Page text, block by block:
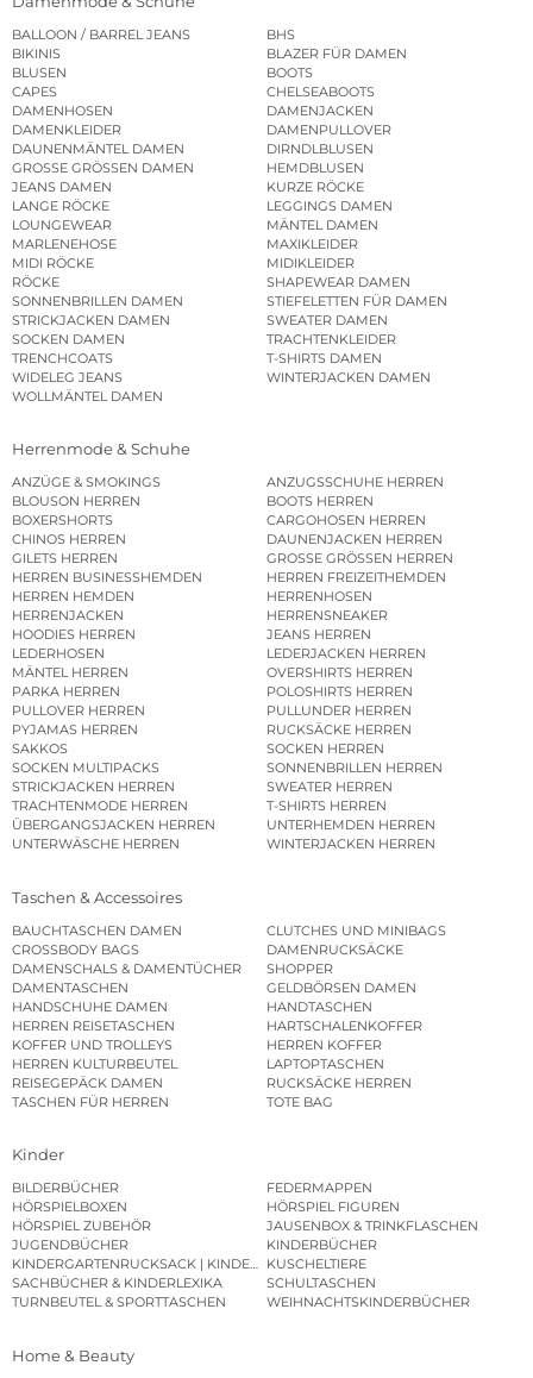
BALLOON / BARREL JEANS
BHS
BIKINIS
BLAZER FÜR DAMEN
BLUSEN
BOOTS
CAPES
CHELSEABOOTS
DAMENHOSEN
DAMENJACKEN
DAMENKLEIDER
DAMENPULLOVER
DAUNENMÄNTEL DAMEN
DIRNDLBLUSEN
GROSSE GRÖSSEN DAMEN
HEMDBLUSEN
JEANS DAMEN
KURZE RÖCKE
LANGE RÖCKE
LEGGINGS DAMEN
LOUNGEWEAR
MÄNTEL DAMEN
MARLENEHOSE
MAXIKLEIDER
MIDI RÖCKE
MIDIKLEIDER
RÖCKE
SHAPEWEAR DAMEN
SONNENBRILLEN DAMEN
STIEFELETTEN FÜR DAMEN
STRICKJACKEN DAMEN
SWEATER DAMEN
SOCKEN DAMEN
TRACHTENKLEIDER
TRENCHCOATS
T-SHIRTS DAMEN
WIDELEG JEANS
WINTERJACKEN DAMEN
WOLLMÄNTEL DAMEN
Herrenmode & Schuhe
ANZÜGE & SMOKINGS
ANZUGSSCHUHE HERREN
BLOUSON HERREN
BOOTS HERREN
BOXERSHORTS
CARGOHOSEN HERREN
CHINOS HERREN
DAUNENJACKEN HERREN
GILETS HERREN
GROSSE GRÖSSEN HERREN
HERREN BUSINESSHEMDEN
HERREN FREIZEITHEMDEN
HERREN HEMDEN
HERRENHOSEN
HERRENJACKEN
HERRENSNEAKER
HOODIES HERREN
JEANS HERREN
LEDERHOSEN
LEDERJACKEN HERREN
MÄNTEL HERREN
OVERSHIRTS HERREN
PARKA HERREN
POLOSHIRTS HERREN
PULLOVER HERREN
PULLUNDER HERREN
PYJAMAS HERREN
RUCKSÄCKE HERREN
SAKKOS
SOCKEN HERREN
SOCKEN MULTIPACKS
SONNENBRILLEN HERREN
STRICKJACKEN HERREN
SWEATER HERREN
TRACHTENMODE HERREN
T-SHIRTS HERREN
ÜBERGANGSJACKEN HERREN
UNTERHEMDEN HERREN
UNTERWÄSCHE HERREN
WINTERJACKEN HERREN
Taschen & Accessoires
BAUCHTASCHEN DAMEN
CLUTCHES UND MINIBAGS
CROSSBODY BAGS
DAMENRUCKSÄCKE
DAMENSCHALS & DAMENTÜCHER
SHOPPER
DAMENTASCHEN
GELDBÖRSEN DAMEN
HANDSCHUHE DAMEN
HANDTASCHEN
HERREN REISETASCHEN
HARTSCHALENKOFFER
KOFFER UND TROLLEYS
HERREN KOFFER
HERREN KULTURBEUTEL
LAPTOPTASCHEN
REISEGEPÄCK DAMEN
RUCKSÄCKE HERREN
TASCHEN FÜR HERREN
TOTE BAG
Kinder
BILDERBÜCHER
FEDERMAPPEN
HÖRSPIELBOXEN
HÖRSPIEL FIGUREN
HÖRSPIEL ZUBEHÖR
JAUSENBOX & TRINKFLASCHEN
JUGENDBÜCHER
KINDERBÜCHER
KINDERGARTENRUCKSACK | KINDERGARTENBEUTEL
KUSCHELTIERE
SACHBÜCHER & KINDERLEXIKA
SCHULTASCHEN
TURNBEUTEL & SPORTTASCHEN
WEIHNACHTSKINDERBÜCHER
Home & Beauty